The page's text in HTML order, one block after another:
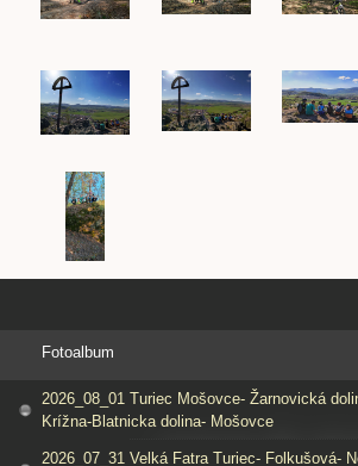
Fotoalbum
2026_08_01 Turiec Mošovce- Žarnovická
Krížna-Blatnicka dolina- Mošovce
2026_07_31 Velká Fatra Turiec- Folkušová-